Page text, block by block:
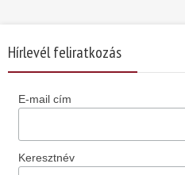
Hírlevél feliratkozás
E-mail cím
Keresztnév